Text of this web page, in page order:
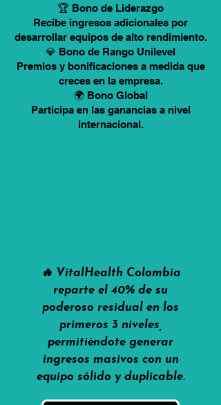
🏆 Bono de Liderazgo
Recibe ingresos adicionales por
desarrollar equipos de alto rendimiento.
💎 Bono de Rango Unilevel
Premios y bonificaciones a medida que
creces en la empresa.
🌍 Bono Global
Participa en las ganancias a nivel
internacional.
🔥 VitalHealth Colombia
reparte el 40% de su
poderoso residual en los
primeros 3 niveles,
permitiéndote generar
ingresos masivos con un
equipo sólido y duplicable.